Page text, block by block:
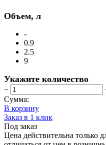
Объем, л
-
0.9
2.5
9
Укажите количество
−
Сумма:
В корзину
Заказ в 1 клик
Под заказ
Цена действительна только